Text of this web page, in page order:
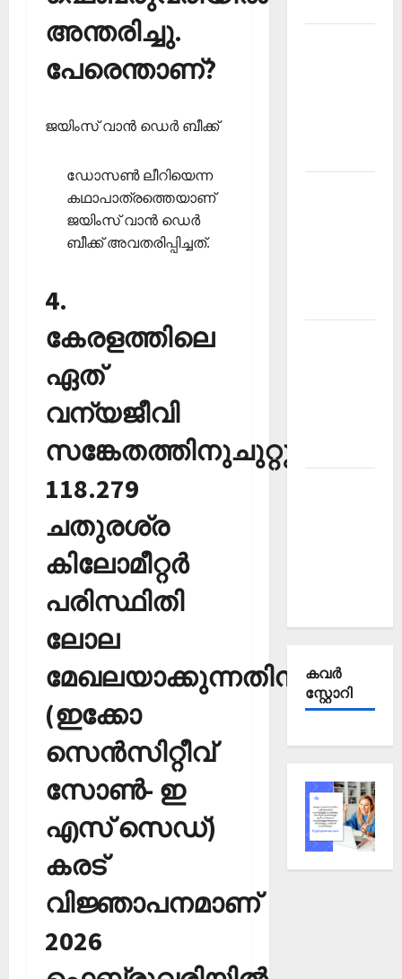
അന്തരിച്ചു.
പേരെന്താണ്?
ജയിംസ് വാന്‍ ഡെര്‍ ബീക്ക്
ഡോസണ്‍ ലീറിയെന്ന
കഥാപാത്രത്തെയാണ്
ജയിംസ് വാന്‍ ഡെര്‍
ബീക്ക് അവതരിപ്പിച്ചത്.
4.
കേരളത്തിലെ
ഏത്
വന്യജീവി
സങ്കേതത്തിനുചുറ്റുമായി
118.279
ചതുരശ്ര
കിലോമീറ്റര്‍
പരിസ്ഥിതി
ലോല
മേഖലയാക്കുന്നതിനുള്ള
(ഇക്കോ
സെന്‍സിറ്റീവ്
സോണ്‍- ഇ
എസ് സെഡ്)
കരട്
വിജ്ഞാപനമാണ്
2026
കവര്‍
സ്റ്റോറി